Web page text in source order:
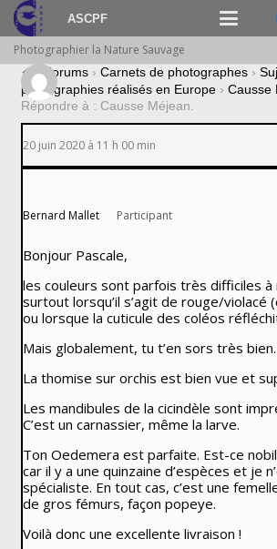
ASCPF
Photographier la Nature Sauvage
› Forums › Carnets de photographes ›
photographies réalisés en Europe › Causse
Répondre à : Causse Méjean.
20 juin 2020 à 11 h 00 min
Bernard Mallet Participant
Bonjour Pascale,
les couleurs sont parfois très difficiles
surtout lorsqu’il s’agit de rouge/violacé
ou lorsque la cuticule des coléos
Mais globalement, tu t’en sors très bien.
La thomise sur orchis est bien vue et
Les mandibules de la cicindèle sont
C’est un carnassier, même la larve.
Ton Oedemera est parfaite. Est-ce
car il y a une quinzaine d’espèces et je
spécialiste. En tout cas, c’est une
de gros fémurs, façon popeye.
Voilà donc une excellente livraison !